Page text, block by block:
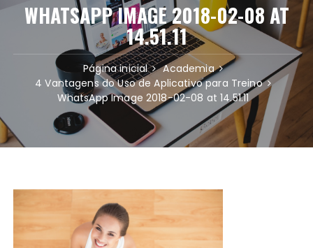
WHATSAPP IMAGE 2018-02-08 AT
14.51.11
Página inicial
Academia
4 Vantagens do Uso de Aplicativo para Treino
WhatsApp Image 2018-02-08 at 14.51.11